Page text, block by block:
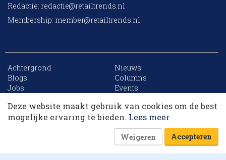
Redactie: redactie@retailtrends.nl
Membership: member@retailtrends.nl
Achtergrond
Nieuws
Blogs
Columns
Jobs
Events
Archief
Sitemap
Website is powered by
Deze website maakt gebruik van cookies om de best
mogelijke ervaring te bieden. Lees meer
Weigeren Accepteren
10 collega’s
Korting op events